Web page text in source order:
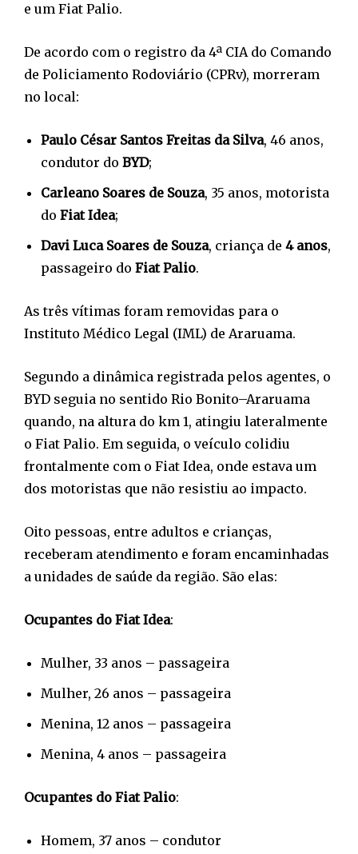
e um Fiat Palio.
De acordo com o registro da 4ª CIA do Comando
de Policiamento Rodoviário (CPRv), morreram
no local:
Paulo César Santos Freitas da Silva, 46 anos,
condutor do BYD;
Carleano Soares de Souza, 35 anos, motorista
do Fiat Idea;
Davi Luca Soares de Souza, criança de 4 anos,
passageiro do Fiat Palio.
As três vítimas foram removidas para o
Instituto Médico Legal (IML) de Araruama.
Segundo a dinâmica registrada pelos agentes, o
BYD seguia no sentido Rio Bonito–Araruama
quando, na altura do km 1, atingiu lateralmente
o Fiat Palio. Em seguida, o veículo colidiu
frontalmente com o Fiat Idea, onde estava um
dos motoristas que não resistiu ao impacto.
Oito pessoas, entre adultos e crianças,
receberam atendimento e foram encaminhadas
a unidades de saúde da região. São elas:
Ocupantes do Fiat Idea:
Mulher, 33 anos – passageira
Mulher, 26 anos – passageira
Menina, 12 anos – passageira
Menina, 4 anos – passageira
Ocupantes do Fiat Palio:
Homem, 37 anos – condutor